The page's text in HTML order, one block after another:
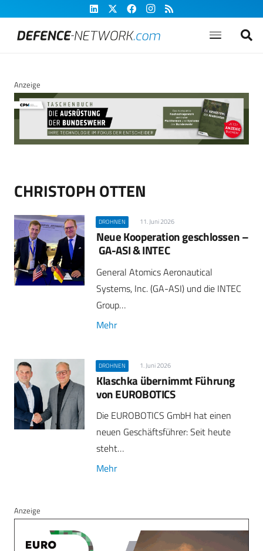
Anzeige
CHRISTOPH OTTEN
DROHNEN 11. Juni 2026
Neue Kooperation geschlossen –
GA-ASI & INTEC
General Atomics Aeronautical
Systems, Inc. (GA-ASI) und die INTEC
Group…
Mehr
DROHNEN 1. Juni 2026
Klaschka übernimmt Führung
von EUROBOTICS
Die EUROBOTICS GmbH hat einen
neuen Geschäftsführer: Seit heute
steht…
Mehr
Anzeige